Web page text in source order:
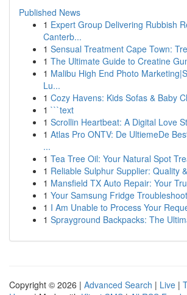
Published News
1 Expert Group Delivering Rubbish
Canterb...
1 Sensual Treatment Cape Town:
1 The Ultimate Guide to Creatine
1 Malibu High End Photo
Lu...
1 Cozy Havens: Kids Sofas & Baby
1 ```text
1 Scrollin Heartbeat: A Digital Love
1 Atlas Pro ONTV: De UltiemeDe
...
1 Tea Tree Oil: Your Natural Spot
1 Reliable Sulphur Supplier: Quality
1 Mansfield TX Auto Repair: Your
1 Your Samsung Fridge
1 I Am Unable to Process Your
1 Sprayground Backpacks: The
Copyright © 2026 | Advanced Search | Live |